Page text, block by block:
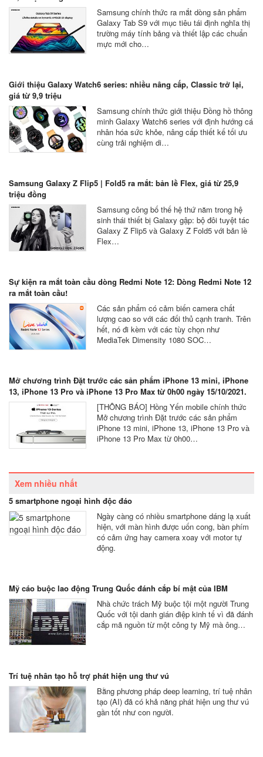
Samsung chính thức ra mắt dòng sản phẩm
Galaxy Tab S9 với mục tiêu tái định nghĩa thị
trường máy tính bảng và thiết lập các chuẩn
mực mới cho…
Giới thiệu Galaxy Watch6 series: nhiều nâng cấp, Classic trở lại,
giá từ 9,9 triệu
Samsung chính thức giới thiệu Đồng hồ thông
minh Galaxy Watch6 series với định hướng cá
nhân hóa sức khỏe, nâng cấp thiết kế tối ưu
cùng trải nghiệm di…
Samsung Galaxy Z Flip5 | Fold5 ra mắt: bản lề Flex, giá từ 25,9
triệu đồng
Samsung công bố thế hệ thứ năm trong hệ
sinh thái thiết bị Galaxy gập: bộ đôi tuyệt tác
Galaxy Z Flip5 và Galaxy Z Fold5 với bản lề
Flex…
Sự kiện ra mắt toàn cầu dòng Redmi Note 12: Dòng Redmi Note 12
ra mắt toàn cầu!
Các sản phẩm có cảm biến camera chất
lượng cao so với các đối thủ cạnh tranh. Trên
hết, nó đi kèm với các tùy chọn như
MediaTek Dimensity 1080 SOC…
Mở chương trình Đặt trước các sản phẩm iPhone 13 mini, iPhone
13, iPhone 13 Pro và iPhone 13 Pro Max từ 0h00 ngày 15/10/2021.
[THÔNG BÁO] Hồng Yến mobile chính thức
Mở chương trình Đặt trước các sản phẩm
iPhone 13 mini, iPhone 13, iPhone 13 Pro và
iPhone 13 Pro Max từ 0h00…
Xem nhiều nhất
5 smartphone ngoại hình độc đáo
Ngày càng có nhiều smartphone dáng lạ xuất
hiện, với màn hình được uốn cong, bàn phím
có cảm ứng hay camera xoay với motor tự
động.
Mỹ cáo buộc lao động Trung Quốc đánh cắp bí mật của IBM
Nhà chức trách Mỹ buộc tội một người Trung
Quốc với tội danh gián điệp kinh tế vì đã đánh
cắp mã nguồn từ một công ty Mỹ mà ông…
Trí tuệ nhân tạo hỗ trợ phát hiện ung thư vú
Bằng phương pháp deep learning, trí tuệ nhân
tạo (AI) đã có khả năng phát hiện ung thư vú
gần tốt như con người.